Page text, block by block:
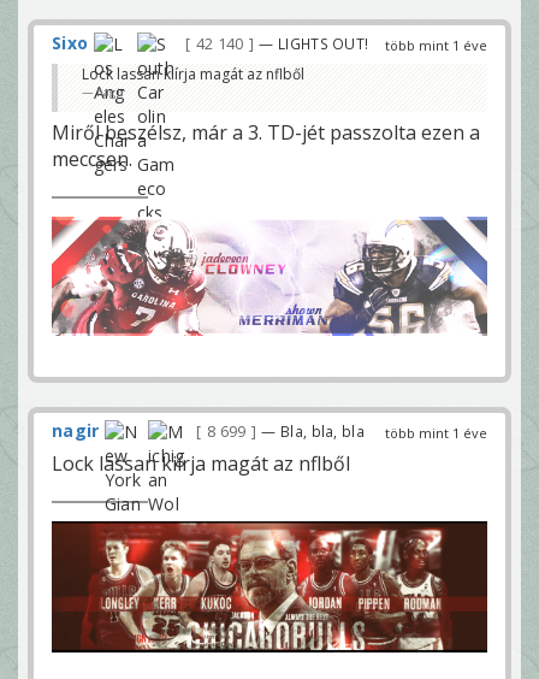
több mint 1 éve
Sixo 42 140 — LIGHTS OUT!
Lock lassan kiírja magát az nflből
nagir
Miről beszélsz, már a 3. TD-jét passzolta ezen a
meccsen.
több mint 1 éve
nagir 8 699 — Bla, bla, bla
Lock lassan kiírja magát az nflből